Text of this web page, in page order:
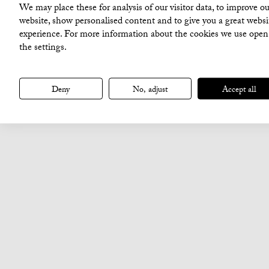
We may place these for analysis of our visitor data, to improve
website, show personalised content and to give you a great
experience. For more information about the cookies we use open
the settings.
Deny No, adjust Accept all